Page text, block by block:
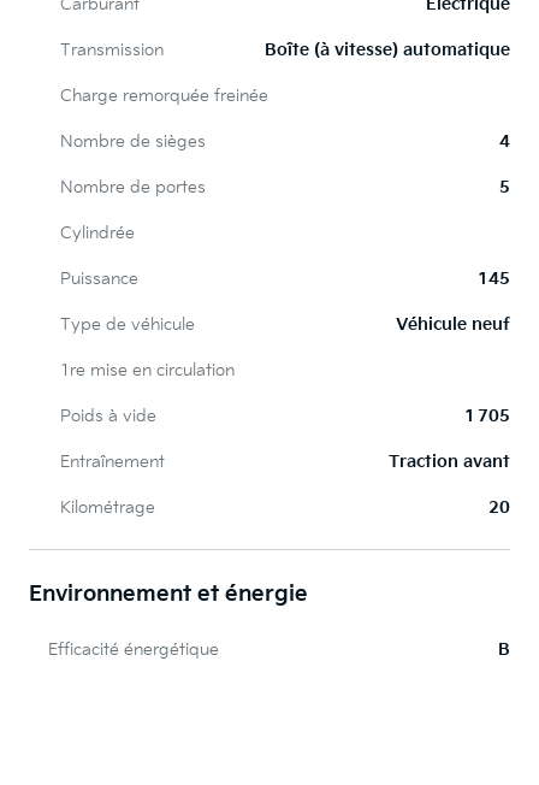
Carburant Electrique
Transmission Boîte (à vitesse) automatique
Charge remorquée freinée
Nombre de sièges 4
Nombre de portes 5
Cylindrée
Puissance 145
Type de véhicule Véhicule neuf
1re mise en circulation
Poids à vide 1 705
Entraînement Traction avant
Kilométrage 20
Environnement et énergie
Efficacité énergétique B